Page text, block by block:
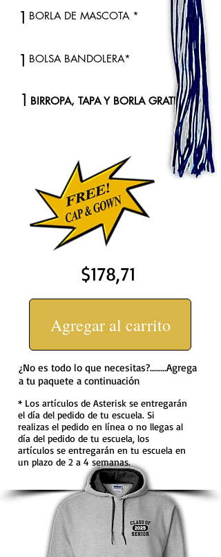
BOLSA BANDOLERA*
1
1
BORLA DE MASCOTA *
BIRROPA, TAPA Y BORLA GRATIS
1
$178,71
Agregar al carrito
¿No es todo lo que necesitas?........Agrega
a tu paquete a continuación
* Los artículos de Asterisk se entregarán
el día del pedido de tu escuela. Si
realizas el pedido en línea o no llegas al
día del pedido de tu escuela, los
artículos se entregarán en tu escuela en
un plazo de 2 a 4 semanas.